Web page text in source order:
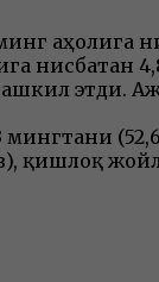
аҳолига
нисбатан
этди.
мингтани
қишлоқ